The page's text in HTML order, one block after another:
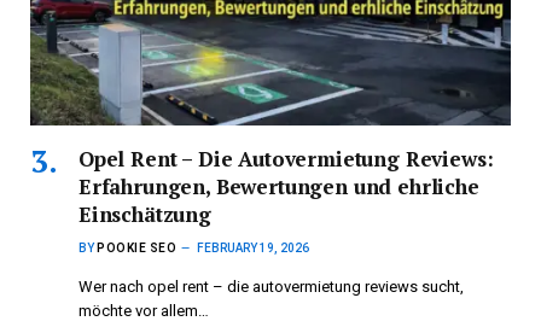
Opel Rent – Die Autovermietung Reviews:
Erfahrungen, Bewertungen und ehrliche
Einschätzung
BY POOKIE SEO FEBRUARY 19, 2026
Wer nach opel rent – die autovermietung reviews sucht,
möchte vor allem…